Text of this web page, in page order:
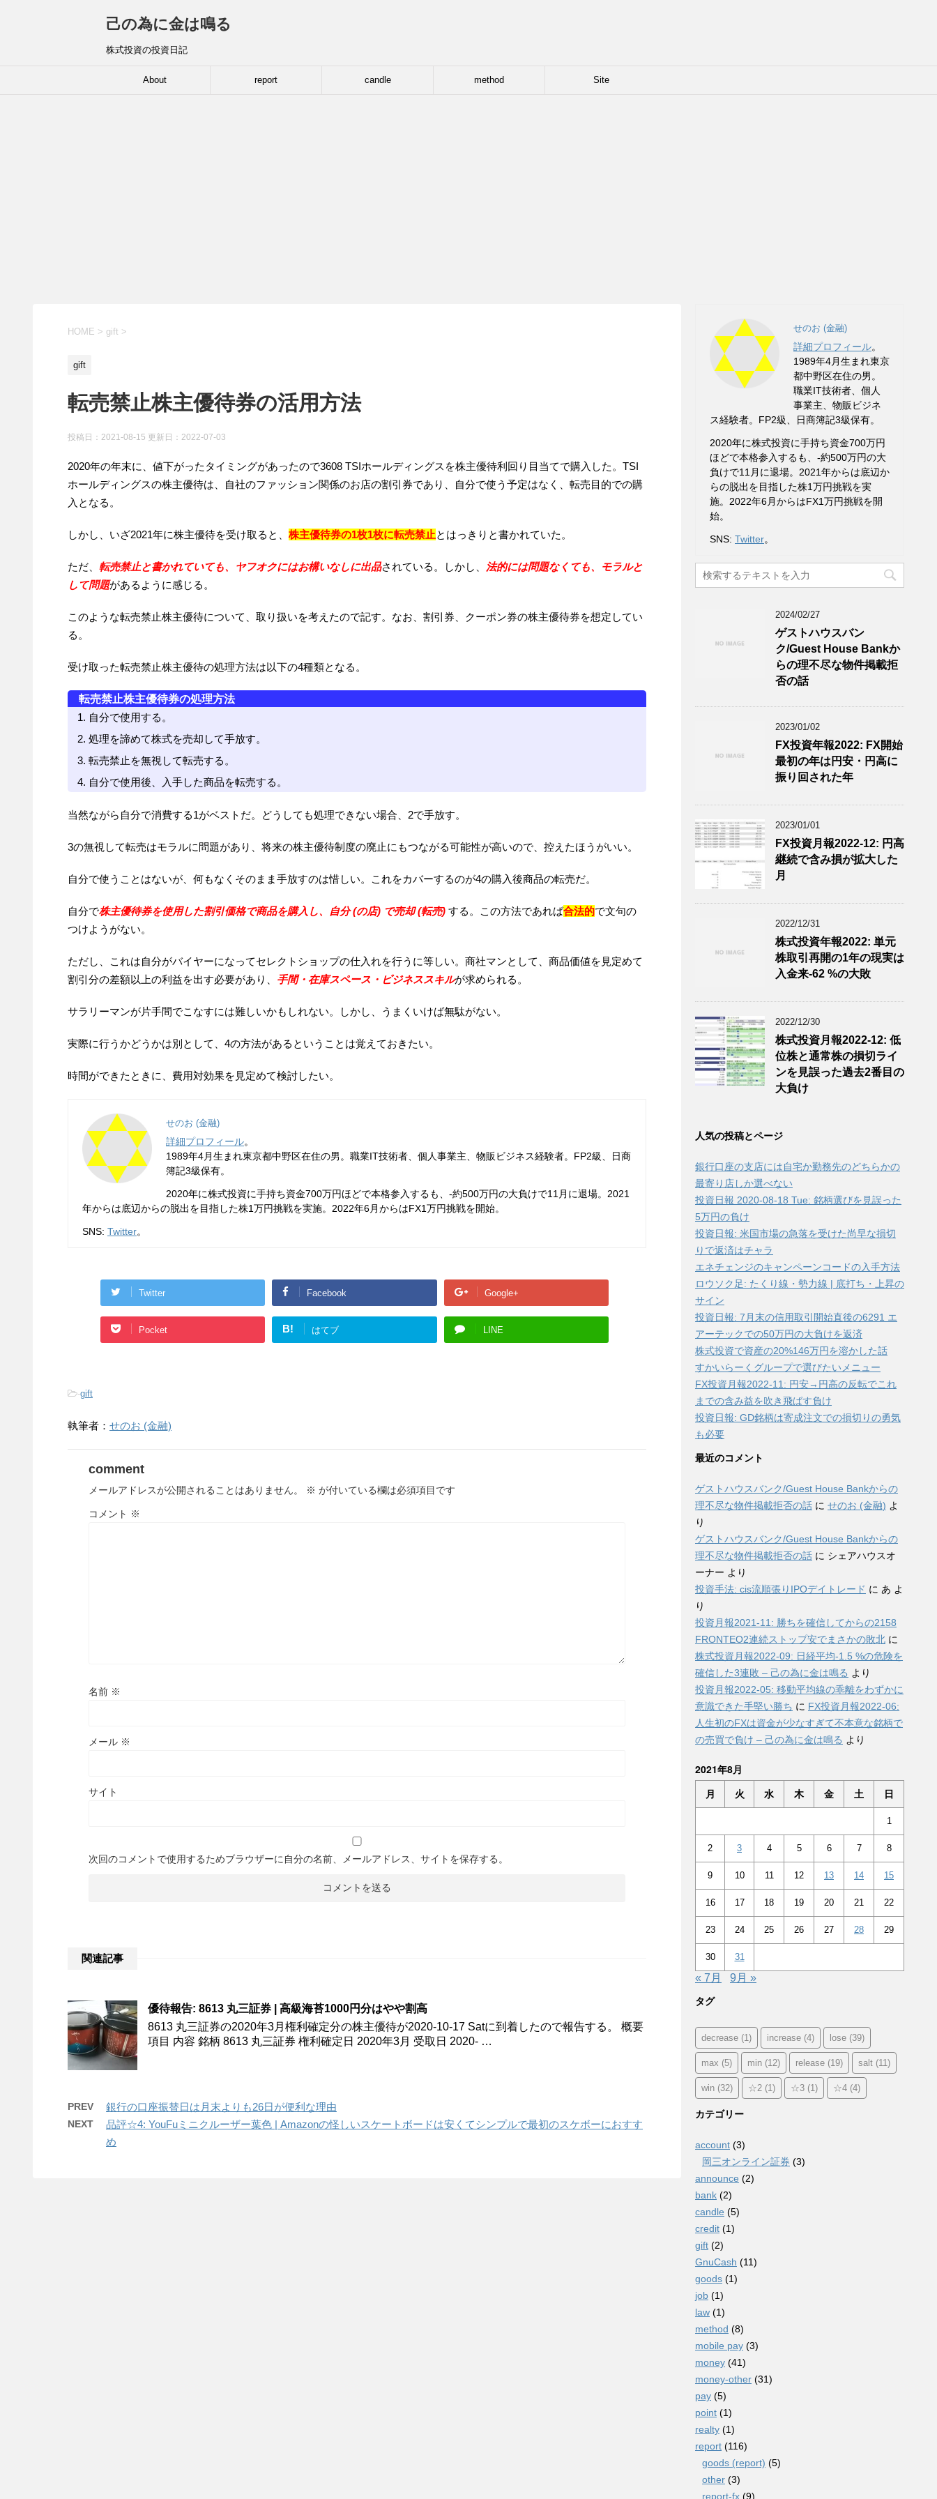
己の為に金は鳴る
株式投資の投資日記
About report candle method Site
HOME > gift >
gift
転売禁止株主優待券の活用方法
投稿日：2021-08-15 更新日： 2022-07-03
2020年の年末に、値下がったタイミングがあったので3608 TSIホールディングスを株主優待利回り目当てで購入した。TSI
ホールディングスの株主優待は、自社のファッション関係のお店の割引券であり、自分で使う予定はなく、転売目的での購
入となる。
しかし、いざ2021年に株主優待を受け取ると、 株主優待券の1枚1枚に転売禁止とはっきりと書かれていた。
ただ、 転売禁止と書かれていても、ヤフオクにはお構いなしに出品されている。しかし、
法的には問題なくても、モラルと
して問題があるように感じる。
このような転売禁止株主優待について、取り扱いを考えたので記す。なお、割引券、クーポン券の株主優待券を想定してい
る。
受け取った転売禁止株主優待の処理方法は以下の4種類となる。
転売禁止株主優待券の処理方法
自分で使用する。
処理を諦めて株式を売却して手放す。
転売禁止を無視して転売する。
自分で使用後、入手した商品を転売する。
当然ながら自分で消費する1がベストだ。どうしても処理できない場合、2で手放す。
3の無視して転売はモラルに問題があり、将来の株主優待制度の廃止にもつながる可能性が高いので、控えたほうがいい。
自分で使うことはないが、何もなくそのまま手放すのは惜しい。これをカバーするのが4の購入後商品の転売だ。
自分で株主優待券を使用した割引価格で商品を購入し、自分 (の店) で売却 (転売) する。この方法であれば合法的で文句の
つけようがない。
ただし、これは自分がバイヤーになってセレクトショップの仕入れを行うに等しい。商社マンとして、商品価値を見定めて
割引分の差額以上の利益を出す必要があり、 手間・在庫スペース・ビジネススキルが求められる。
サラリーマンが片手間でこなすには難しいかもしれない。しかし、うまくいけば無駄がない。
実際に行うかどうかは別として、4の方法があるということは覚えておきたい。
時間ができたときに、費用対効果を見定めて検討したい。
せのお (金融)
詳細プロフィール。
1989年4月生まれ東京都中野区在住の男。職業IT技術者、個人事業主、物販ビジネス経験者。FP2級、日商
簿記3級保有。
2020年に株式投資に手持ち資金700万円ほどで本格参入するも、-約500万円の大負けで11月に退場。2021
年からは底辺からの脱出を目指した株1万円挑戦を実施。2022年6月からはFX1万円挑戦を開始。
SNS: Twitter。
Twitter Facebook Google+
Pocket B! はてブ LINE
-gift
執筆者： せのお (金融)
comment
メールアドレスが公開されることはありません。 ※ が付いている欄は必須項目です
コメント ※
名前 ※
メール ※
サイト
次回のコメントで使用するためブラウザーに自分の名前、メールアドレス、サイトを保存する。
関連記事
優待報告: 8613 丸三証券 | 高級海苔1000円分はやや割高
8613 丸三証券の2020年3月権利確定分の株主優待が2020-10-17 Satに到着したので報告する。 概要
項目 内容 銘柄 8613 丸三証券 権利確定日 2020年3月 受取日 2020- …
PREV 銀行の口座振替日は月末よりも26日が便利な理由
NEXT
品評☆4: YouFuミニクルーザー葉色 | Amazonの怪しいスケートボードは安くてシンプルで最初のスケボーにおすす
め
せのお (金融)
詳細プロフィール。
1989年4月生まれ東京
都中野区在住の男。
職業IT技術者、個人
事業主、物販ビジネ
ス経験者。FP2級、日商簿記3級保有。
2020年に株式投資に手持ち資金700万円
ほどで本格参入するも、-約500万円の大
負けで11月に退場。2021年からは底辺か
らの脱出を目指した株1万円挑戦を実
施。2022年6月からはFX1万円挑戦を開
始。
SNS: Twitter。
2024/02/27
ゲストハウスバン
ク/Guest House Bankか
らの理不尽な物件掲載拒
否の話
2023/01/02
FX投資年報2022: FX開始
最初の年は円安・円高に
振り回された年
2023/01/01
FX投資月報2022-12: 円高
継続で含み損が拡大した
月
2022/12/31
株式投資年報2022: 単元
株取引再開の1年の現実は
入金来-62 %の大敗
2022/12/30
株式投資月報2022-12: 低
位株と通常株の損切ライ
ンを見誤った過去2番目の
大負け
人気の投稿とページ
銀行口座の支店には自宅か勤務先のどちらかの
最寄り店しか選べない
投資日報 2020-08-18 Tue: 銘柄選びを見誤った
5万円の負け
投資日報: 米国市場の急落を受けた尚早な損切
りで返済はチャラ
エネチェンジのキャンペーンコードの入手方法
ロウソク足: たくり線・勢力線 | 底打ち・上昇の
サイン
投資日報: 7月末の信用取引開始直後の6291 エ
アーテックでの50万円の大負けを返済
株式投資で資産の20%146万円を溶かした話
すかいらーくグループで選びたいメニュー
FX投資月報2022-11: 円安→円高の反転でこれ
までの含み益を吹き飛ばす負け
投資日報: GD銘柄は寄成注文での損切りの勇気
も必要
最近のコメント
ゲストハウスバンク/Guest House Bankからの
理不尽な物件掲載拒否の話 に せのお (金融) よ
り
ゲストハウスバンク/Guest House Bankからの
理不尽な物件掲載拒否の話 に シェアハウスオ
ーナー より
投資手法: cis流順張りIPOデイトレード に あ よ
り
投資月報2021-11: 勝ちを確信してからの2158
FRONTEO2連続ストップ安でまさかの敗北 に
株式投資月報2022-09: 日経平均-1.5 %の危険を
確信した3連敗 – 己の為に金は鳴る より
投資月報2022-05: 移動平均線の乖離をわずかに
意識できた手堅い勝ち に FX投資月報2022-06:
人生初のFXは資金が少なすぎて不本意な銘柄で
の売買で負け – 己の為に金は鳴る より
2021年8月
月 火 水 木 金 土 日
1
2 3 4 5 6 7 8
9 10 11 12 13 14 15
16 17 18 19 20 21 22
23 24 25 26 27 28 29
30 31
« 7月 9月 »
タグ
decrease (1) increase (4) lose (39)
max (5) min (12) release (19) salt (11)
win (32) ☆2 (1) ☆3 (1) ☆4 (4)
カテゴリー
account (3)
岡三オンライン証券 (3)
announce (2)
bank (2)
candle (5)
credit (1)
gift (2)
GnuCash (11)
goods (1)
job (1)
law (1)
method (8)
mobile pay (3)
money (41)
money-other (31)
pay (5)
point (1)
realty (1)
report (116)
goods (report) (5)
other (3)
report-fx (9)